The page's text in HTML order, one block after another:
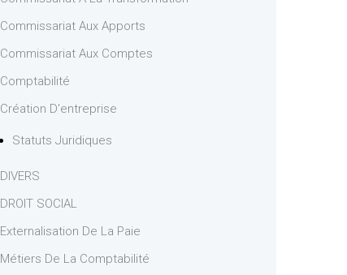
Commissariat Aux Apports
Commissariat Aux Comptes
Comptabilité
Création D'entreprise
Statuts Juridiques
DIVERS
DROIT SOCIAL
Externalisation De La Paie
Métiers De La Comptabilité